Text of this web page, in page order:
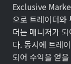
Exclusive
으로 트레이더와
더는 매니저가
다. 동시에 트레
되어 수익을 얻